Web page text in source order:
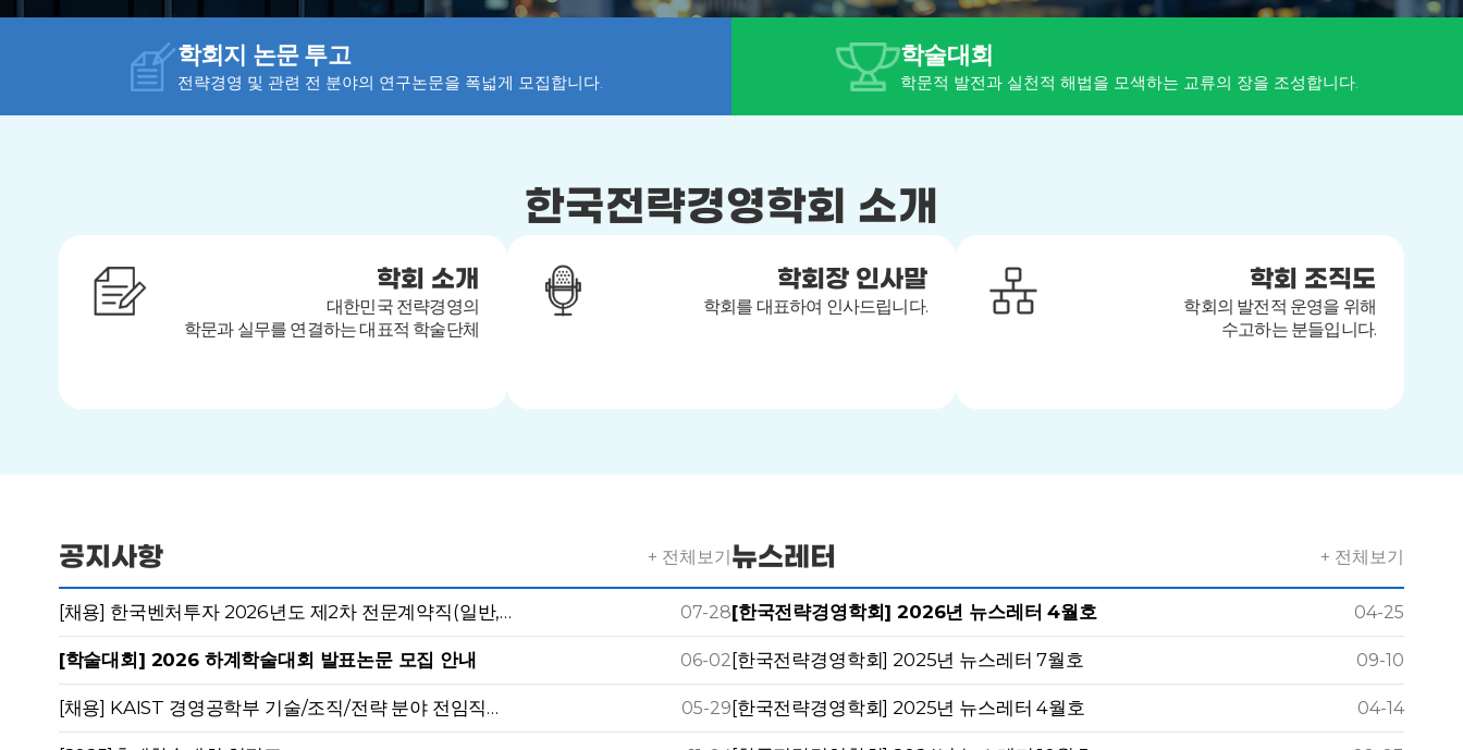
학회지 논문 투고
전략경영 및 관련 전 분야의 연구논문을 폭넓게 모집합니다.
학술대회
학문적 발전과 실천적 해법을 모색하는 교류의 장을 조성합니다.
한국전략경영학회 소개
학회 소개
대한민국 전략경영의
학문과 실무를 연결하는 대표적 학술단체
학회장 인사말
학회를 대표하여 인사드립니다.
학회 조직도
학회의 발전적 운영을 위해
수고하는 분들입니다.
공지사항 + 전체보기
[채용] 한국벤처투자 2026년도 제2차 전문계약직(일반,… 07-28
[학술대회] 2026 하계학술대회 발표논문 모집 안내 06-02
[채용] KAIST 경영공학부 기술/조직/전략 분야 전임직… 05-29
뉴스레터 + 전체보기
[한국전략경영학회] 2026년 뉴스레터 4월호 04-25
[한국전략경영학회] 2025년 뉴스레터 7월호 09-10
[한국전략경영학회] 2025년 뉴스레터 4월호 04-14